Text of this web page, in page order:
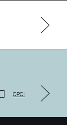
ΟΡΟΙ